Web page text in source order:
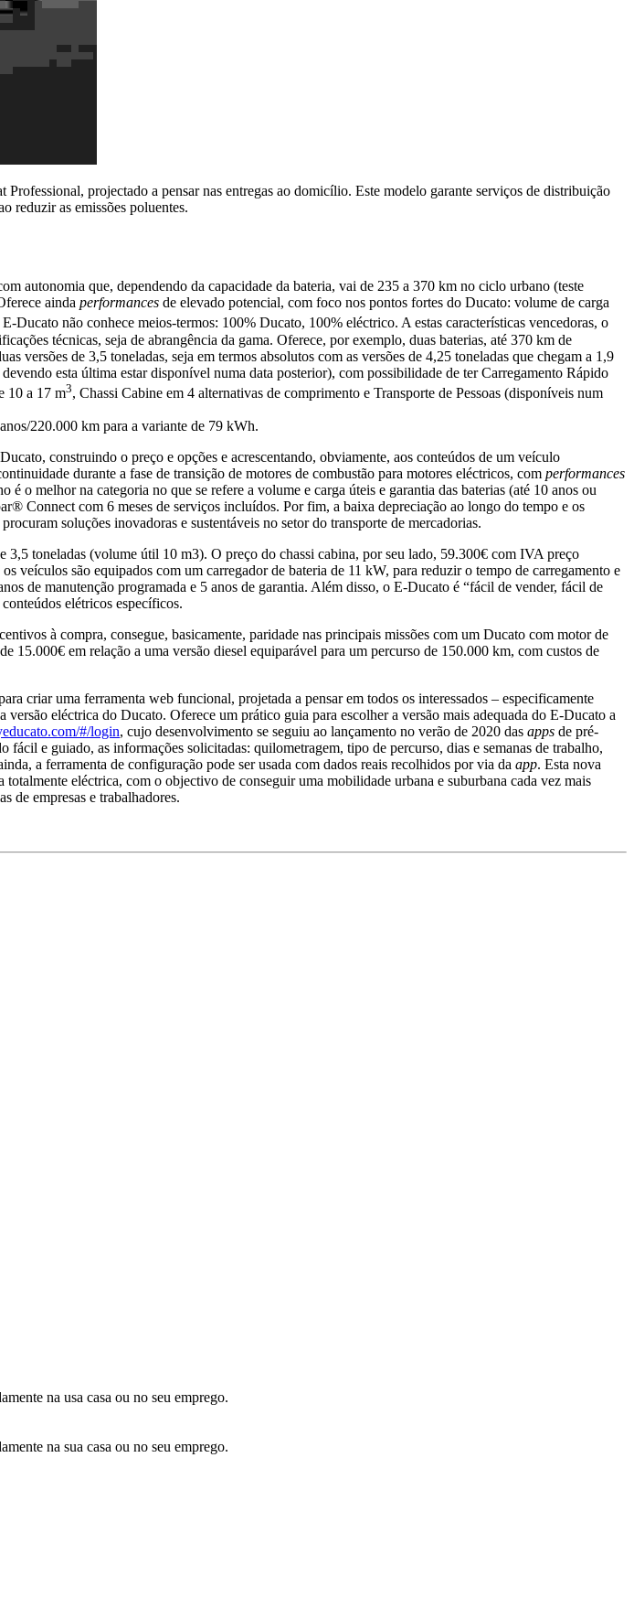
projectado a pensar nas entregas ao domicílio. Este modelo garante serviços de distribuição
reduzir as emissões poluentes.
autonomia que, dependendo da capacidade da bateria, vai de 235 a 370 km no ciclo urbano (teste
ainda performances de elevado potencial, com foco nos pontos fortes do Ducato: volume de carga
Ducato não conhece meios-termos: 100% Ducato, 100% eléctrico. A estas características vencedoras, o
técnicas, seja de abrangência da gama. Oferece, por exemplo, duas baterias, até 370 km de
versões de 3,5 toneladas, seja em termos absolutos com as versões de 4,25 toneladas que chegam a 1,9
esta última estar disponível numa data posterior), com possibilidade de ter Carregamento Rápido
10 a 17 m3, Chassi Cabine em 4 alternativas de comprimento e Transporte de Pessoas (disponíveis num
220.000 km para a variante de 79 kWh.
construindo o preço e opções e acrescentando, obviamente, aos conteúdos de um veículo
durante a fase de transição de motores de combustão para motores eléctricos, com performances
o melhor na categoria no que se refere a volume e carga úteis e garantia das baterias (até 10 anos ou
Connect com 6 meses de serviços incluídos. Por fim, a baixa depreciação ao longo do tempo e os
soluções inovadoras e sustentáveis no setor do transporte de mercadorias.
toneladas (volume útil 10 m3). O preço do chassi cabina, por seu lado, 59.300€ com IVA preço
são equipados com um carregador de bateria de 11 kW, para reduzir o tempo de carregamento e
de manutenção programada e 5 anos de garantia. Além disso, o E-Ducato é “fácil de vender, fácil de
elétricos específicos.
à compra, consegue, basicamente, paridade nas principais missões com um Ducato com motor de
15.000€ em relação a uma versão diesel equiparável para um percurso de 150.000 km, com custos de
criar uma ferramenta web funcional, projetada a pensar em todos os interessados – especificamente
eléctrica do Ducato. Oferece um prático guia para escolher a versão mais adequada do E-Ducato a
#/login, cujo desenvolvimento se seguiu ao lançamento no verão de 2020 das apps de pré-
e guiado, as informações solicitadas: quilometragem, tipo de percurso, dias e semanas de trabalho,
a ferramenta de configuração pode ser usada com dados reais recolhidos por via da app. Esta nova
eléctrica, com o objectivo de conseguir uma mobilidade urbana e suburbana cada vez mais
de empresas e trabalhadores.
na usa casa ou no seu emprego.
na sua casa ou no seu emprego.